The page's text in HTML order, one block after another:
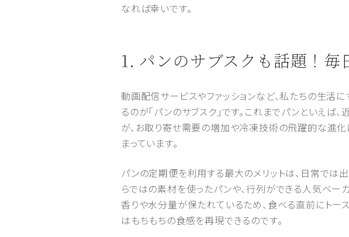
なれば幸いです。
1. パンのサブスクも話題！
動画配信サービスやファッションなど、私たちの生活
るのが「パンのサブスク」です。これまでパンといえ
が、お取り寄せ需要の増加や冷凍技術の飛躍的な進
まっています。
パンの定期便を利用する最大のメリットは、日常では
らではの素材を使ったパンや、行列ができる人気ベ
香りや水分量が保たれているため、食べる直前にトー
はもちもちの食感を再現できるのです。